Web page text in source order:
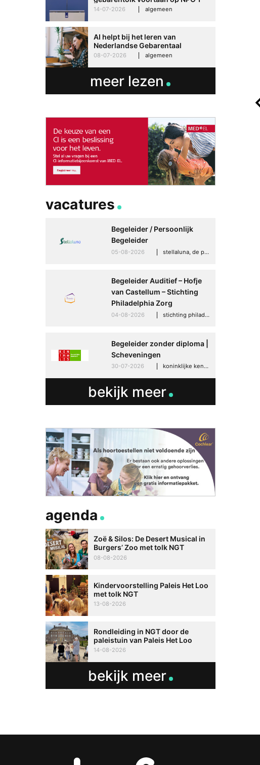
Betere communicatie en
meer zelfvertrouwen: hoe
Speaksee Imelda helpt om te
groeien in haar werk
Extra
14-07-2026 algemeen
AI helpt bij het leren van
Nederlandse Gebarentaal
08-07-2026 algemeen
meer lezen
vacatures
Begeleider / Persoonlijk
Begeleider
05-08-2026 stellaluna, de punt (drenthe)
Begeleider Auditief – Hofje
van Castellum – Stichting
Philadelphia Zorg
04-08-2026 stichting philadelphia zorg, den haag
Begeleider zonder diploma |
Scheveningen
30-07-2026 koninklijke kentalis, scheveningen
bekijk meer
agenda
Zoë & Silos: De Desert Musical in
Burgers’ Zoo met tolk NGT
08-08-2026
Kindervoorstelling Paleis Het Loo
met tolk NGT
13-08-2026
Rondleiding in NGT door de
paleistuin van Paleis Het Loo
14-08-2026
bekijk meer